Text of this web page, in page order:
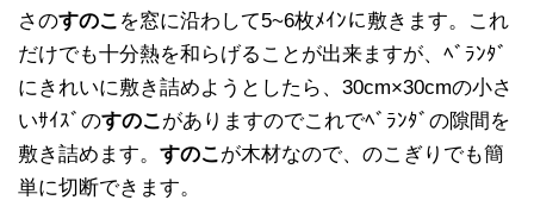
さのすのこ を窓に沿わして5~6枚ﾒｲﾝに敷きます。これ
だけでも十分熱を和らげることが出来ますが、ﾍﾞﾗﾝﾀﾞ
にきれいに敷き詰めようとしたら、30cm×30cmの小さ
いｻｲｽﾞのすのこがありますのでこれでﾍﾞﾗﾝﾀﾞの隙間を
敷き詰めます。 すのこが木材なので、のこぎりでも簡
単に切断できます。